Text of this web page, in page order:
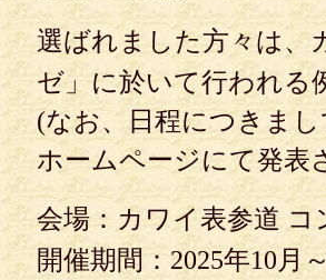
選ばれました方々は、
ゼ」に於いて行われる
(なお、日程につきま
ホームページにて発表
会場：カワイ表参道
開催期間：2025年10月